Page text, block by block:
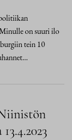
on suuri ilo
tein 10